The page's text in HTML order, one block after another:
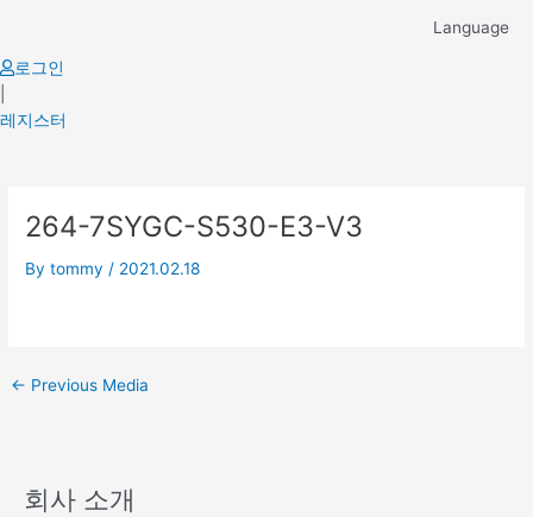
content
Language
로그인
레지스터
264-7SYGC-S530-E3-V3
Bytommy / 2021.02.18
navigation
← Previous Media
회사 소개